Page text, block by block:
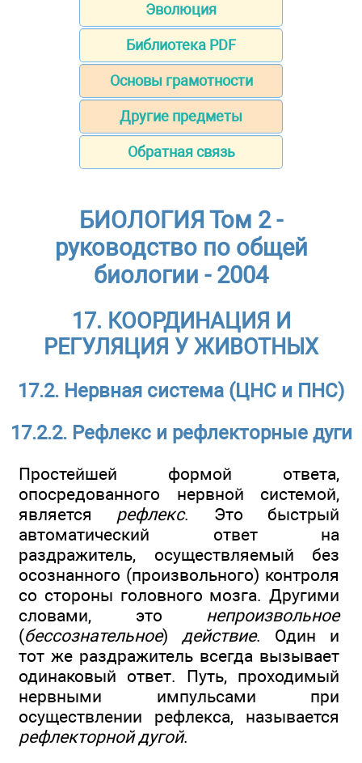
Эволюция
Библиотека PDF
Основы грамотности
Другие предметы
Обратная связь
БИОЛОГИЯ Том 2 -
руководство по общей
биологии - 2004
17. КООРДИНАЦИЯ И
РЕГУЛЯЦИЯ У ЖИВОТНЫХ
17.2. Нервная система (ЦНС и ПНС)
17.2.2. Рефлекс и рефлекторные дуги
Простейшей формой ответа,
опосредованного нервной системой,
является рефлекс. Это быстрый
автоматический ответ на
раздражитель, осуществляемый без
осознанного (произвольного) контроля
со стороны головного мозга. Другими
словами, это непроизвольное
(бессознательное) действие. Один и
тот же раздражитель всегда вызывает
одинаковый ответ. Путь, проходимый
нервными импульсами при
осуществлении рефлекса, называется
рефлекторной дугой.